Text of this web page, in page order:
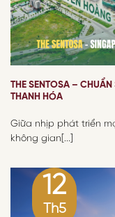
THE SENTOSA –
THANH HÓA
Giữa nhịp phát triển
không gian[...]
12
Th5